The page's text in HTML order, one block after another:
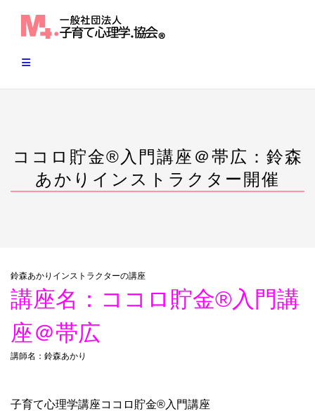
ココロ貯金®︎入門講座＠帯広：鈴森
あかりインストラクター開催
鈴森あかりインストラクターの講座
講座名：ココロ貯金®︎入門講
座＠帯広
講師名：鈴森あかり
子育て心理学講座ココロ貯金®︎入門講座